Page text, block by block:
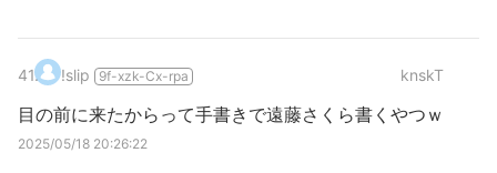
41. !slip 9f-xzk-Cx-rpa knskT
目の前に来たからって手書きで遠藤さくら書くやつｗ
2025/05/18 20:26:22